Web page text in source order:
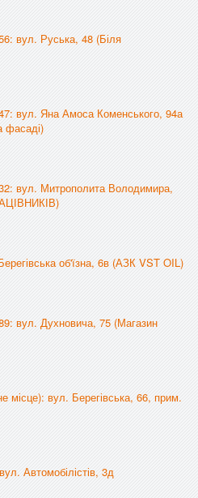
вул. Руська, 48 (Біля
вул. Яна Амоса Коменського, 94а
фасаді)
вул. Митрополита Володимира,
об'їзна, 6в (АЗК VST OIL)
вул. Духновича, 75 (Магазин
місце): вул. Берегівська, 66, прим.
Автомобілістів, 3д